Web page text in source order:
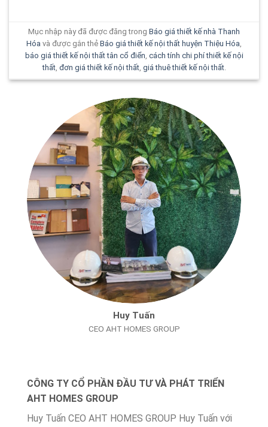
Mục nhập này đã được đăng trong Báo giá thiết kế nhà Thanh
Hóa và được gắn thẻ Báo giá thiết kế nội thất huyện Thiệu Hóa,
báo giá thiết kế nội thất tân cổ điển, cách tính chi phí thiết kế nội
thất, đơn giá thiết kế nội thất, giá thuê thiết kế nội thất.
Huy Tuấn
CEO AHT HOMES GROUP
CÔNG TY CỔ PHẦN ĐẦU TƯ VÀ PHÁT TRIỂN
AHT HOMES GROUP
Huy Tuấn CEO AHT HOMES GROUP Huy Tuấn với